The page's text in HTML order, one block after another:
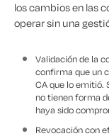
los cambios en las
operar sin una
Validación de la
confirma que un
CA que lo emitió.
no tienen forma
haya sido
Revocación con